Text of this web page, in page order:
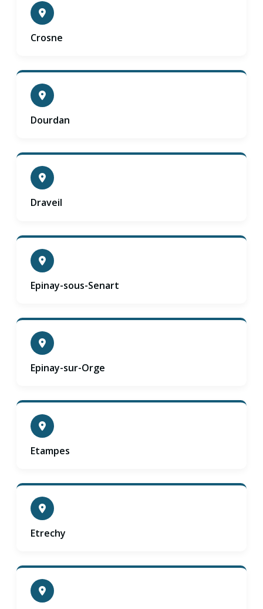
Crosne
Dourdan
Draveil
Epinay-sous-Senart
Epinay-sur-Orge
Etampes
Etrechy